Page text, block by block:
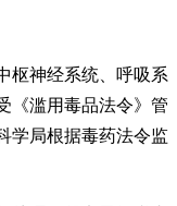
枢神经系统、呼吸系
《滥用毒品法令》管
学局根据毒药法令监